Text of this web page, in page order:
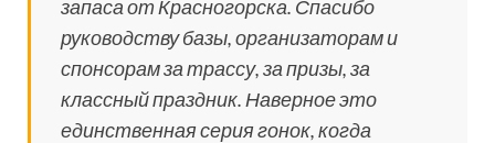
запаса от Красногорска. Спасибо
руководству базы, организаторам и
спонсорам за трассу, за призы, за
классный праздник. Наверное это
единственная серия гонок, когда